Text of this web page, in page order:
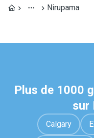
Nirupama
Plus de 1000
sur
Calgary